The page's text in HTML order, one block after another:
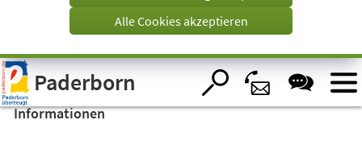
Visuelle
Assistenzsoftware
öffnen.
Alle Cookies akzeptieren
Paderborn
Informationen